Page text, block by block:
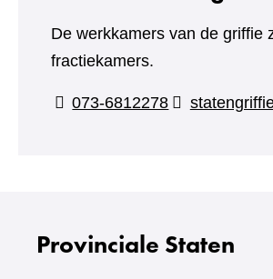
De werkkamers van de griffie
fractiekamers.
073-6812278
Provinciale Staten